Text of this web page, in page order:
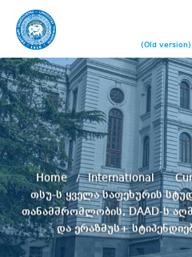
(Old version)
Home International
თსუ-ს ყველა საფეხურის
თანამშრომლობის, DAAD-ს
და ერაზმუს+